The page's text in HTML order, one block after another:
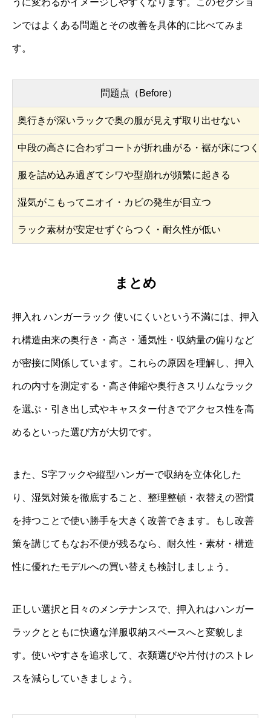
ンではよくある問題とその改善を具体的に比べてみま
す。
問題点（Before）
奥行きが深いラックで奥の服が見えず取り出せない
中段の高さに合わずコートが折れ曲がる・裾が床につく
服を詰め込み過ぎてシワや型崩れが頻繁に起きる
湿気がこもってニオイ・カビの発生が目立つ
ラック素材が安定せずぐらつく・耐久性が低い
まとめ
押入れ ハンガーラック 使いにくいという不満には、押入
れ構造由来の奥行き・高さ・通気性・収納量の偏りなど
が密接に関係しています。これらの原因を理解し、押入
れの内寸を測定する・高さ伸縮や奥行きスリムなラック
を選ぶ・引き出し式やキャスター付きでアクセス性を高
めるといった選び方が大切です。
また、S字フックや縦型ハンガーで収納を立体化した
り、湿気対策を徹底すること、整理整頓・衣替えの習慣
を持つことで使い勝手を大きく改善できます。もし改善
策を講じてもなお不便が残るなら、耐久性・素材・構造
性に優れたモデルへの買い替えも検討しましょう。
正しい選択と日々のメンテナンスで、押入れはハンガー
ラックとともに快適な洋服収納スペースへと変貌しま
す。使いやすさを追求して、衣類選びや片付けのストレ
スを減らしていきましょう。